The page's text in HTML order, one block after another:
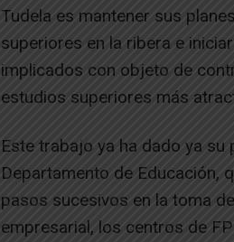
Tudela es mantener sus
superiores en la ribera e
implicados con objeto de
estudios superiores más
Este trabajo ya ha dado ya
Departamento de Educación,
pasos sucesivos en la toma
empresarial, los centros de